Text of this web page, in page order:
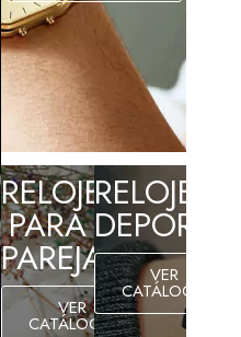
RELOJES
PARA
PAREJAS
VER
CATÁLOGO
RELOJES
VER
CATÁLOGO